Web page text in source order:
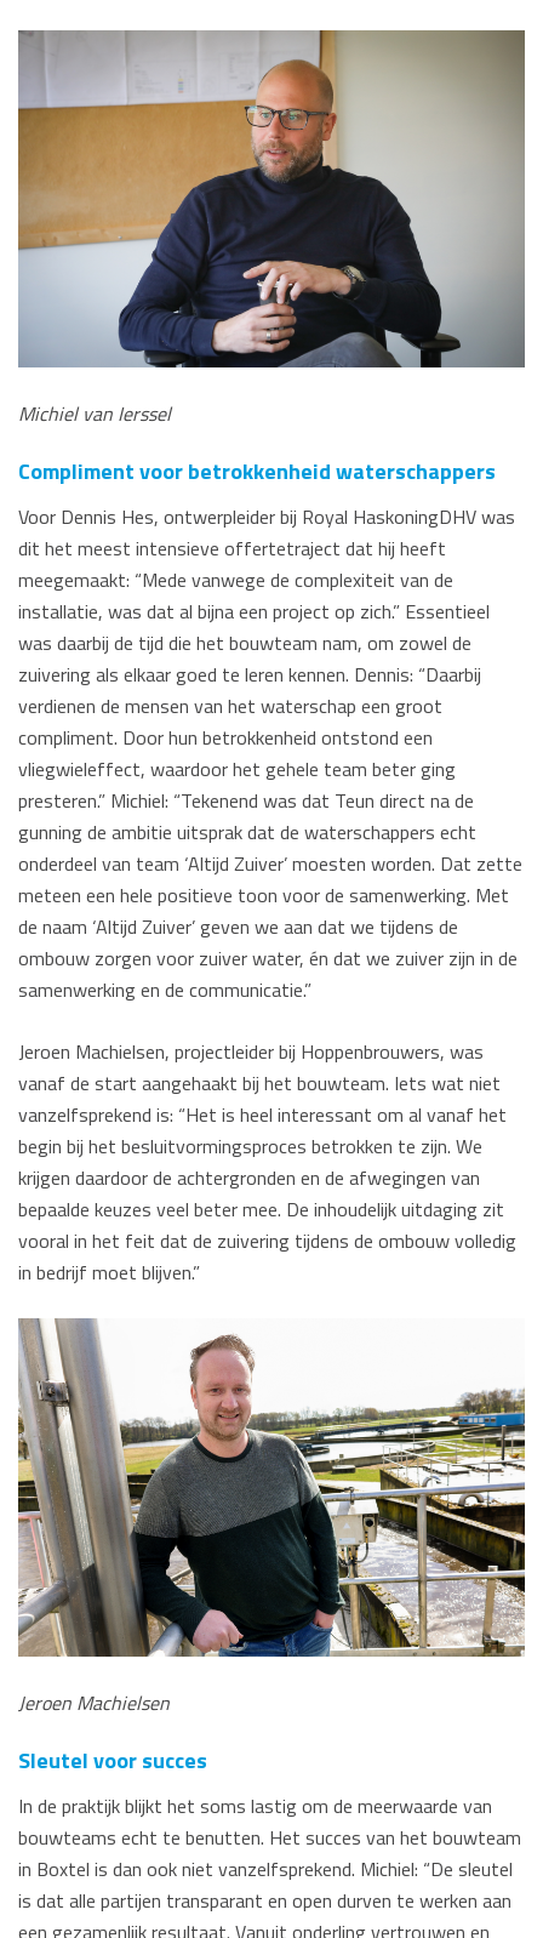
Michiel van Ierssel
Compliment voor betrokkenheid waterschappers
Voor Dennis Hes, ontwerpleider bij Royal HaskoningDHV was
dit het meest intensieve offertetraject dat hij heeft
meegemaakt: “Mede vanwege de complexiteit van de
installatie, was dat al bijna een project op zich.” Essentieel
was daarbij de tijd die het bouwteam nam, om zowel de
zuivering als elkaar goed te leren kennen. Dennis: “Daarbij
verdienen de mensen van het waterschap een groot
compliment. Door hun betrokkenheid ontstond een
vliegwieleffect, waardoor het gehele team beter ging
presteren.” Michiel: “Tekenend was dat Teun direct na de
gunning de ambitie uitsprak dat de waterschappers echt
onderdeel van team ‘Altijd Zuiver’ moesten worden. Dat zette
meteen een hele positieve toon voor de samenwerking. Met
de naam ‘Altijd Zuiver’ geven we aan dat we tijdens de
ombouw zorgen voor zuiver water, én dat we zuiver zijn in de
samenwerking en de communicatie.”
Jeroen Machielsen, projectleider bij Hoppenbrouwers, was
vanaf de start aangehaakt bij het bouwteam. Iets wat niet
vanzelfsprekend is: “Het is heel interessant om al vanaf het
begin bij het besluitvormingsproces betrokken te zijn. We
krijgen daardoor de achtergronden en de afwegingen van
bepaalde keuzes veel beter mee. De inhoudelijk uitdaging zit
vooral in het feit dat de zuivering tijdens de ombouw volledig
in bedrijf moet blijven.”
Jeroen Machielsen
Sleutel voor succes
In de praktijk blijkt het soms lastig om de meerwaarde van
bouwteams echt te benutten. Het succes van het bouwteam
in Boxtel is dan ook niet vanzelfsprekend. Michiel: “De sleutel
is dat alle partijen transparant en open durven te werken aan
een gezamenlijk resultaat. Vanuit onderling vertrouwen en